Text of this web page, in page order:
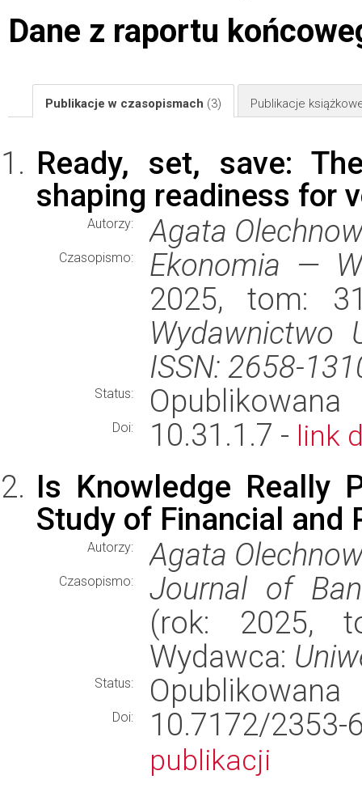
Dane z raportu
Publikacje w czasopismach (3) Publikacje
Ready, set, save:
shaping readiness for
Autorzy: Agata
Czasopismo:
Ekonomia —
2025, tom:
Wydawnictwo
ISSN: 2658-
Status: Opublikowana
Doi: 10.31.1.7 - link
Is Knowledge Really
Study of Financial and
Autorzy: Agata
Czasopismo:
Journal of
(rok: 2025,
Wydawca:
Status: Opublikowana
Doi: 10.7172/
publikacji